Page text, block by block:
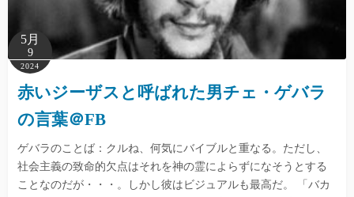
5月
9
2024
赤いジーザスと呼ばれた男チェ・ゲバラ
の言葉＠FB
ゲバラのことば：クルね、何気にバイブルと重なる。ただし、
社会主義の致命的欠点はそれを神の霊によらずになそうとする
ことなのだが・・・。しかし彼はビジュアルも最高だ。 「バカ